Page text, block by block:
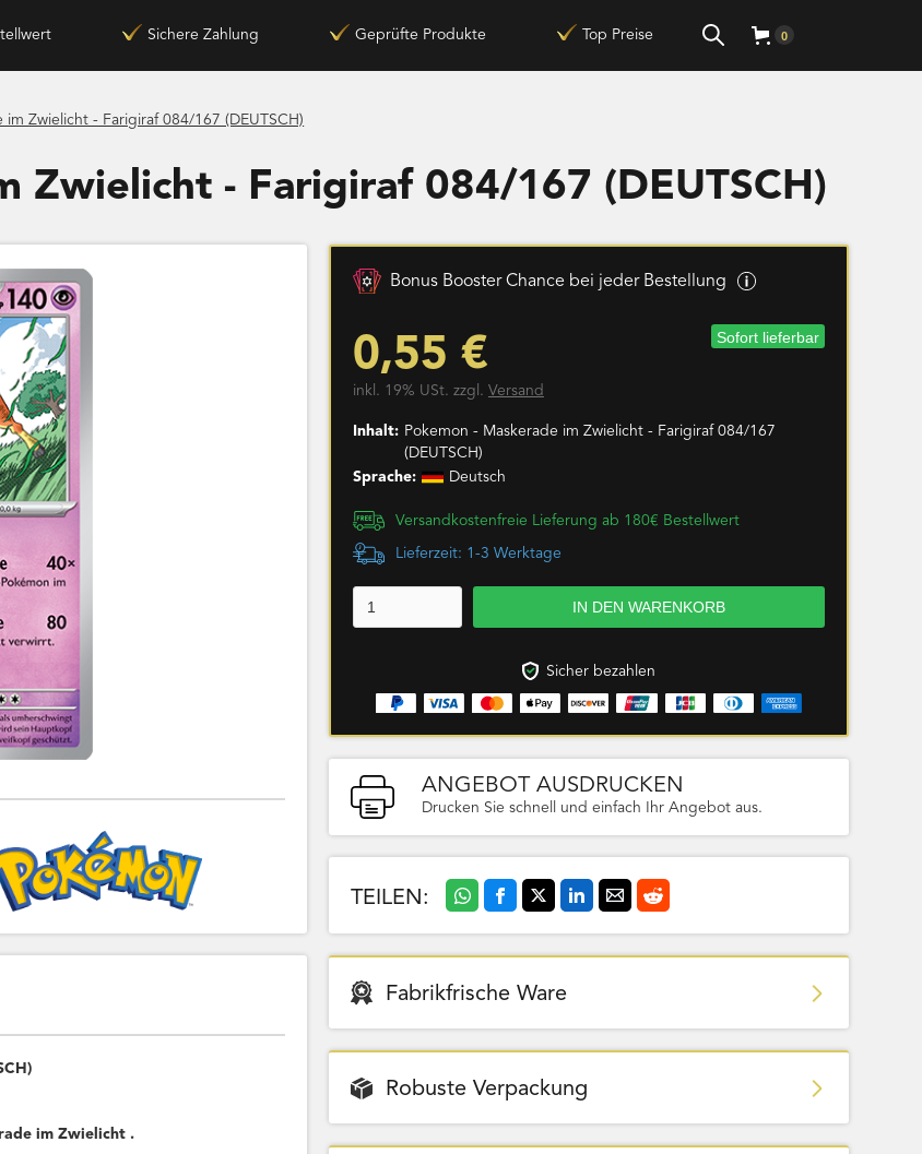
Sichere Zahlung Geprüfte Produkte Top Preise 0
im Zwielicht - Farigiraf 084/167 (DEUTSCH)
Zwielicht - Farigiraf 084/167 (DEUTSCH)
Bonus Booster Chance bei jeder Bestellung
0,55 € Sofort lieferbar
inkl. 19% USt. zzgl. Versand
Inhalt: Pokemon - Maskerade im Zwielicht - Farigiraf 084/167
(DEUTSCH)
Sprache:
Deutsch
Versandkostenfreie Lieferung ab 180€ Bestellwert
Lieferzeit: 1-3 Werktage
Sicher bezahlen
ANGEBOT AUSDRUCKEN
Drucken Sie schnell und einfach Ihr Angebot aus.
TEILEN:
im Zwielicht .
Fabrikfrische Ware
Robuste Verpackung